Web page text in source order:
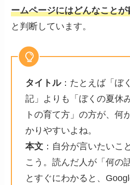
ームページにはどんなこと
と判断しています。
タイトル：たとえば「ぼ
記」よりも「ぼくの夏休
トの育て方」の方が、何
かりやすいよね。
本文 ：自分が言いたいこ
こう。読んだ人が「何の
とすぐにわかると、